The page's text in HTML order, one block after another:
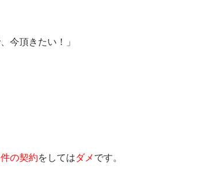
今頂きたい！」
の契約をしてはダメ です。